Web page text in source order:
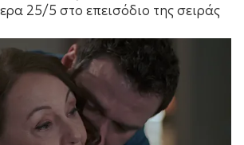
25/5 στο επεισόδιο της σειράς